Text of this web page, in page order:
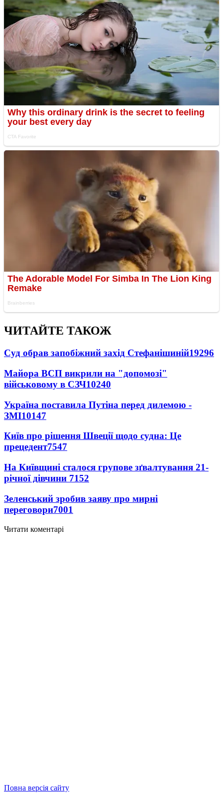
ЧИТАЙТЕ ТАКОЖ
Суд обрав запобіжний захід Стефанішиній19296
Майора ВСП викрили на "допомозі"
військовому в СЗЧ10240
Україна поставила Путіна перед дилемою -
ЗМІ10147
Київ про рішення Швеції щодо судна: Це
прецедент7547
На Київщині сталося групове зґвалтування 21-
річної дівчини 7152
Зеленський зробив заяву про мирні
переговори7001
Читати коментарі
Повна версія сайту